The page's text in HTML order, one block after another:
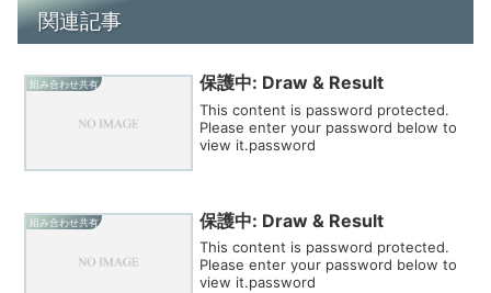
関連記事
組み合わせ共有 保護中: Draw & Result
This content is password protected.
Please enter your password below to
view it.password
組み合わせ共有 保護中: Draw & Result
This content is password protected.
Please enter your password below to
view it.password